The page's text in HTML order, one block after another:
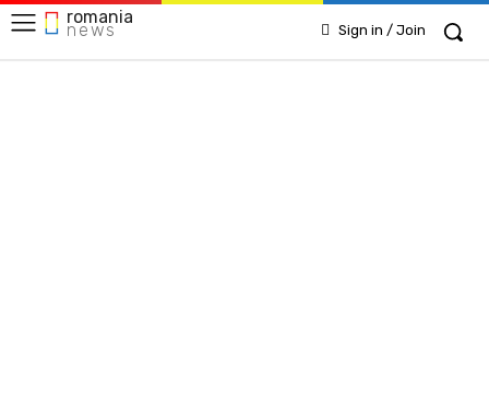
romania
news Sign in / Join